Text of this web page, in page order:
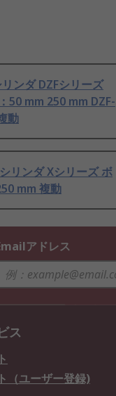
ンダ DZFシリーズ
50 mm 250 mm DZF-
動
リンダ Xシリーズ ボ
mm 複動
アドレス
ス
（ユーザー登録)